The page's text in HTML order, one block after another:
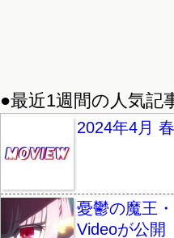
●最近1週間の人気記
2024年4月
憂鬱の魔王
Videoが公開